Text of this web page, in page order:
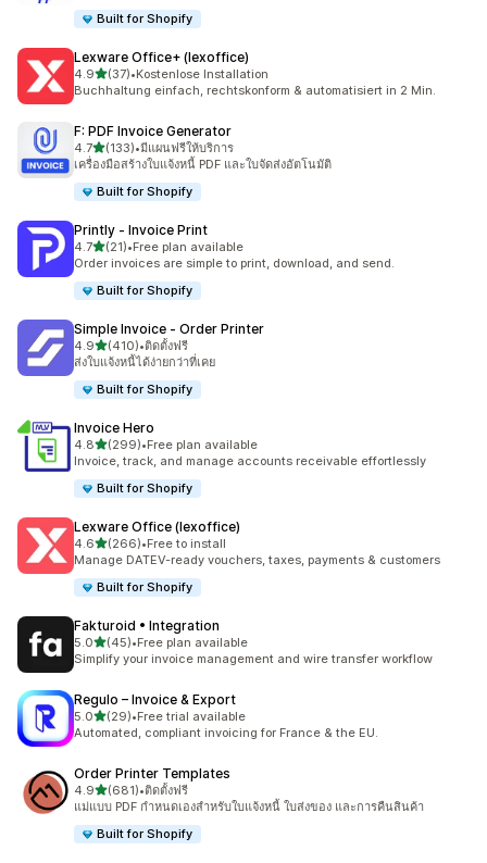
Built for Shopify
Lexware Office+ (lexoffice)
4.9เต็ม 5 ดาว
(37)
ทั้งหมด 37 รีวิว
•Kostenlose Installation
Buchhaltung einfach, rechtskonform & automatisiert in 2 Min.
F: PDF Invoice Generator
4.7เต็ม 5 ดาว
(133)
ทั้งหมด 133 รีวิว
•มีแผนฟรีให้บริการ
เครื่องมือสร้างใบแจ้งหนี้ PDF และใบจัดส่งอัตโนมัติ
Built for Shopify
Printly ‑ Invoice Print
4.7เต็ม 5 ดาว
(21)
ทั้งหมด 21 รีวิว
•Free plan available
Order invoices are simple to print, download, and send.
Built for Shopify
Simple Invoice ‑ Order Printer
4.9เต็ม 5 ดาว
(410)
ทั้งหมด 410 รีวิว
•ติดตั้งฟรี
ส่งใบแจ้งหนี้ได้ง่ายกว่าที่เคย
Built for Shopify
Invoice Hero
4.8เต็ม 5 ดาว
(299)
ทั้งหมด 299 รีวิว
•Free plan available
Invoice, track, and manage accounts receivable effortlessly
Built for Shopify
Lexware Office (lexoffice)
4.6เต็ม 5 ดาว
(266)
ทั้งหมด 266 รีวิว
•Free to install
Manage DATEV-ready vouchers, taxes, payments & customers
Built for Shopify
Fakturoid • Integration
5.0เต็ม 5 ดาว
(45)
ทั้งหมด 45 รีวิว
•Free plan available
Simplify your invoice management and wire transfer workflow
Regulo – Invoice & Export
5.0เต็ม 5 ดาว
(29)
ทั้งหมด 29 รีวิว
•Free trial available
Automated, compliant invoicing for France & the EU.
Order Printer Templates
4.9เต็ม 5 ดาว
(681)
ทั้งหมด 681 รีวิว
•ติดตั้งฟรี
แม่แบบ PDF กำหนดเองสำหรับใบแจ้งหนี้ ใบส่งของ และการคืนสินค้า
Built for Shopify